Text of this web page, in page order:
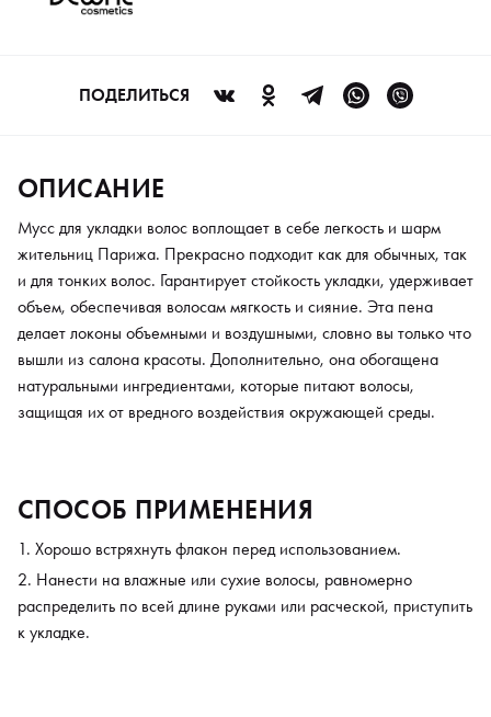
натуральными ингредиентами, которые питают волосы,
ПОДЕЛИТЬСЯ
ОПИСАНИЕ
Мусс для укладки волос воплощает в себе легкость и шарм
жительниц Парижа. Прекрасно подходит как для обычных, так
и для тонких волос. Гарантирует стойкость укладки, удерживает
объем, обеспечивая волосам мягкость и сияние. Эта пена
делает локоны объемными и воздушными, словно вы только что
вышли из салона красоты. Дополнительно, она обогащена
натуральными ингредиентами, которые питают волосы,
защищая их от вредного воздействия окружающей среды.
СПОСОБ ПРИМЕНЕНИЯ
Хорошо встряхнуть флакон перед использованием.
Нанести на влажные или сухие волосы, равномерно
распределить по всей длине руками или расческой, приступить
к укладке.